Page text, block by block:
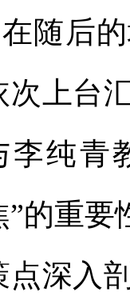
在随后
次上台
李纯青
”的重要
点深入